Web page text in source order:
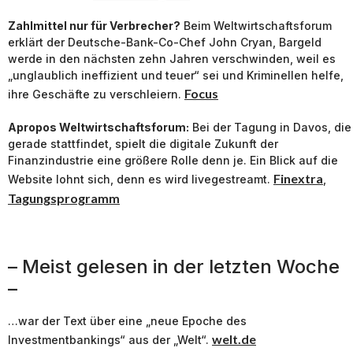
Zahlmittel nur für Verbrecher? Beim Weltwirtschaftsforum
erklärt der Deutsche-Bank-Co-Chef John Cryan, Bargeld
werde in den nächsten zehn Jahren verschwinden, weil es
„unglaublich ineffizient und teuer“ sei und Kriminellen helfe,
ihre Geschäfte zu verschleiern. Focus
Apropos Weltwirtschaftsforum: Bei der Tagung in Davos, die
gerade stattfindet, spielt die digitale Zukunft der
Finanzindustrie eine größere Rolle denn je. Ein Blick auf die
Website lohnt sich, denn es wird livegestreamt. Finextra
Tagungsprogramm
– Meist gelesen in der letzten Woche
–
…war der Text über eine „neue Epoche des
Investmentbankings“ aus der „Welt“. welt.de